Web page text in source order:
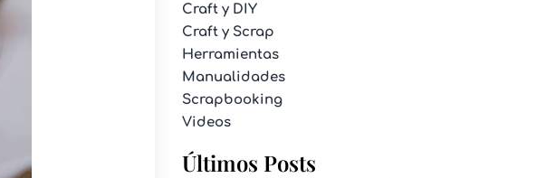
Craft y DIY
Craft y Scrap
Herramientas
Manualidades
Scrapbooking
Videos
Últimos Posts